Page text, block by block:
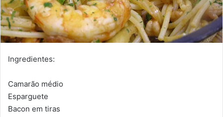
Ingredientes:
Camarão médio
Esparguete
Bacon em tiras